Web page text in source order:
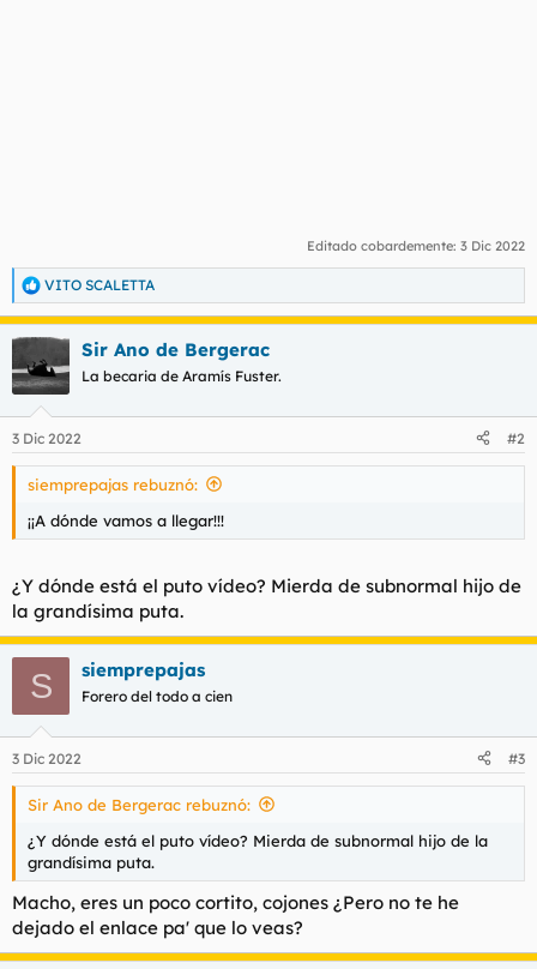
Editado cobardemente: 3 Dic 2022
R
e
a
c
i
e
s
VITO SCALETTA
Sir Ano de Bergerac
La becaria de Aramís Fuster.
3 Dic 2022 #2
siemprepajas rebuznó:
¡¡A dónde vamos a llegar!!!
¿Y dónde está el puto vídeo? Mierda de subnormal hijo de
la grandísima puta.
S siemprepajas
Forero del todo a cien
3 Dic 2022 #3
Sir Ano de Bergerac rebuznó:
¿Y dónde está el puto vídeo? Mierda de subnormal hijo de la
grandísima puta.
Macho, eres un poco cortito, cojones ¿Pero no te he
dejado el enlace pa' que lo veas?